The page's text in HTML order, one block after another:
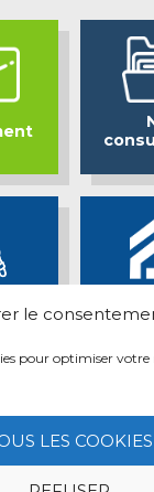
le
pour optimiser
LES COOKIES